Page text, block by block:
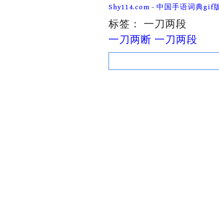
Skip
content
Shy114.com - 中国手语词典gif
标签： 一刀两段
一刀两断 一刀两段
Search